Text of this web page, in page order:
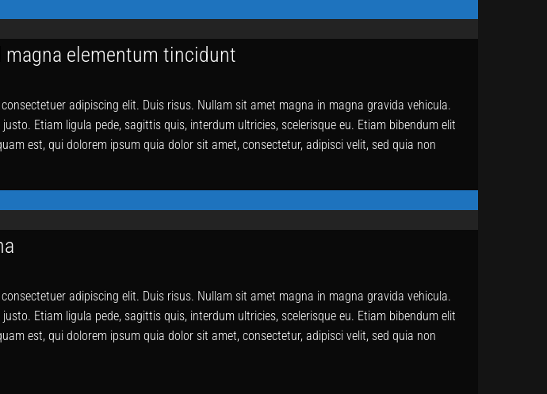
magna elementum tincidunt
adipiscing elit. Duis risus. Nullam sit amet magna in magna gravida vehicula.
Etiam ligula pede, sagittis quis, interdum ultricies, scelerisque eu. Etiam bibendum elit
est, qui dolorem ipsum quia dolor sit amet, consectetur, adipisci velit, sed quia non
adipiscing elit. Duis risus. Nullam sit amet magna in magna gravida vehicula.
Etiam ligula pede, sagittis quis, interdum ultricies, scelerisque eu. Etiam bibendum elit
est, qui dolorem ipsum quia dolor sit amet, consectetur, adipisci velit, sed quia non